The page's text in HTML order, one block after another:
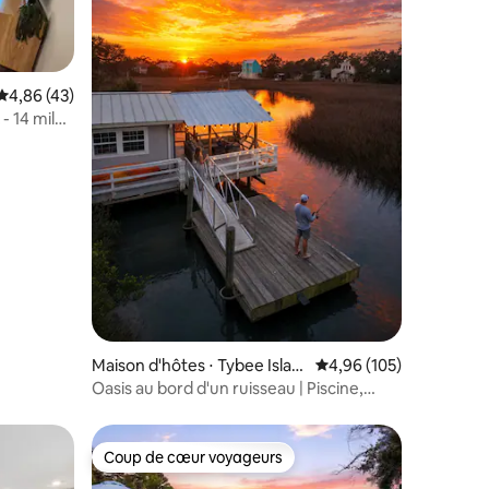
: 4,93 sur 5
moyenne sur la base de 43 commentaires : 4,86 sur 5
4,86 (43)
14 miles
Maison d'hôtes ⋅ Tybee Islan
d
Évaluation moyenne
4,96 (105)
Oasis au bord d'un ruisseau | Piscine,
Coup de cœur voyageurs
Coup de cœur voyageurs